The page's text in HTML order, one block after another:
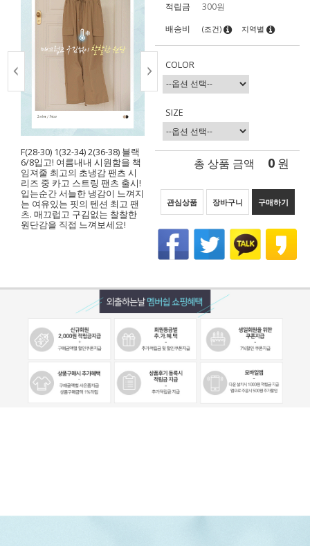
F(28-30) 1(32-34) 2(36-38) 블랙
6/8입고! 여름내내 시원함을 책
임져줄 최고의 초냉감 팬츠 시
리즈 중 카고 스트링 팬츠 출시!
입는순간 서늘한 냉감이 느껴지
는 여유있는 핏의 텐션 최고 팬
츠. 매끄럽고 구김없는 찰찰한
원단감을 직접 느껴보세요!
적립금
300원
배송비
(조건) 지역별
COLOR
SIZE
총 상품 금액 0 원
관심상품 장바구니 구매하기